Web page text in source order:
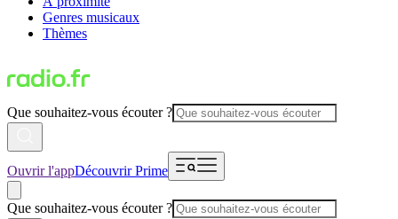
Genres musicaux
Thèmes
Que souhaitez-vous écouter ?
Ouvrir l'appDécouvrir Prime
Que souhaitez-vous écouter ?